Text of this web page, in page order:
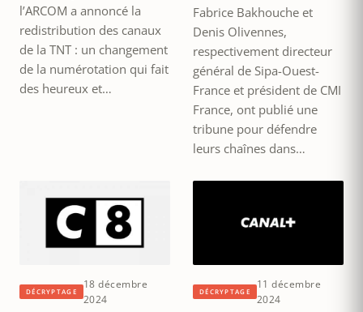
l’ARCOM a annoncé la
redistribution des canaux
de la TNT : un changement
de la numérotation qui fait
des heureux et…
Fabrice Bakhouche et
Denis Olivennes,
respectivement directeur
général de Sipa-Ouest-
France et président de CMI
France, ont publié une
tribune pour défendre
leurs chaînes dans…
DÉCRYPTAGE
18 décembre
2024
DÉCRYPTAGE
11 décembre
2024